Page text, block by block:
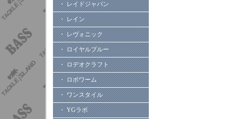
・ レイドジャパン
・ レイン
・ レヴォニック
・ ロイヤルブルー
・ ロデオクラフト
・ ロボワーム
・ ワンスタイル
・ YGラボ